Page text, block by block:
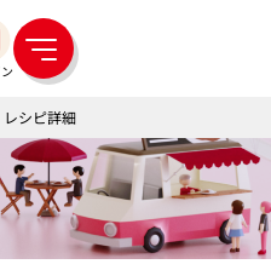
メ
ニ
ュ
ー
レシピ詳細